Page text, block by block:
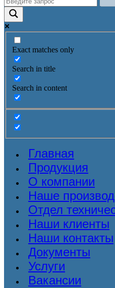
Exact matches only
Search in title
Search in content
Главная
Продукция
О компании
Наше
Отдел
Наши клиенты
Наши контакты
Документы
Услуги
Вакансии